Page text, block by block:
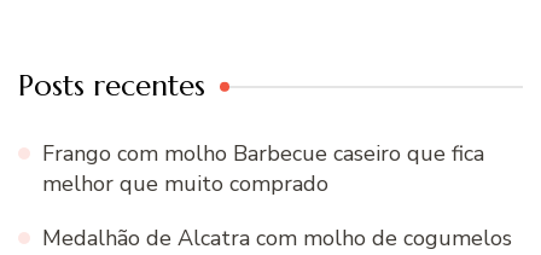
Posts recentes
Frango com molho Barbecue caseiro que fica
melhor que muito comprado
Medalhão de Alcatra com molho de cogumelos